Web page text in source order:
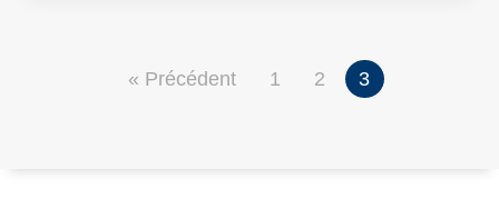
« Précédent 1 2 3